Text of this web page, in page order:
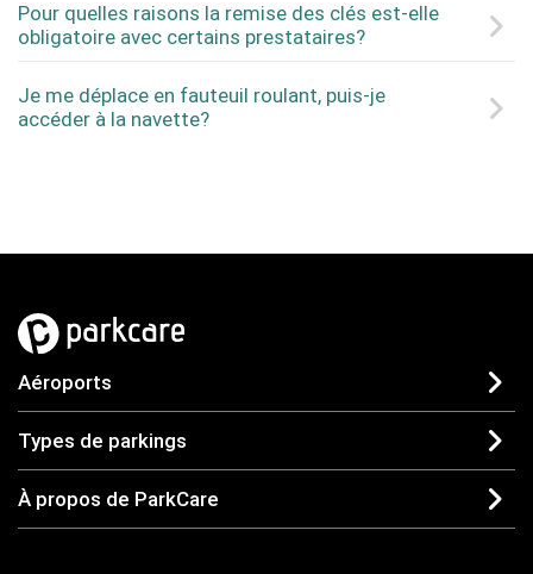
Pour quelles raisons la remise des clés est-elle
obligatoire avec certains prestataires?
Je me déplace en fauteuil roulant, puis-je
accéder à la navette?
Aéroports
Types de parkings
À propos de ParkCare